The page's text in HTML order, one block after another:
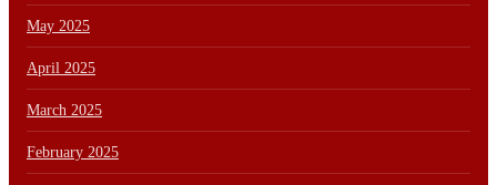
May 2025
April 2025
March 2025
February 2025